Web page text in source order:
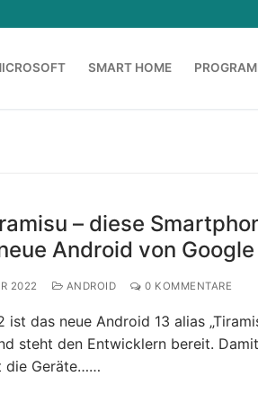
SMART HOME
– diese
Android von Google
2022 ANDROID 0 KOMMENTARE
ist das neue Android 13 alias
steht den Entwicklern bereit.
die Geräte……